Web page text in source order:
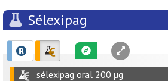
Sélexipag
sélexipag oral 200 µg